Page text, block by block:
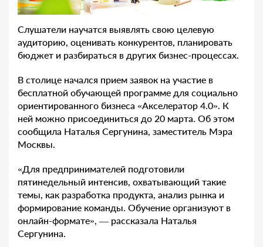
Слушатели научатся выявлять свою целевую
аудиторию, оценивать конкурентов, планировать
бюджет и разбираться в других бизнес-процессах.
В столице начался прием заявок на участие в
бесплатной обучающей программе для социально
ориентированного бизнеса «Акселератор 4.0». К
ней можно присоединиться до 20 марта. Об этом
сообщила Наталья Сергунина, заместитель Мэра
Москвы.
«Для предпринимателей подготовили
пятинедельный интенсив, охватывающий такие
темы, как разработка продукта, анализ рынка и
формирование команды. Обучение организуют в
онлайн-формате», — рассказала Наталья
Сергунина.